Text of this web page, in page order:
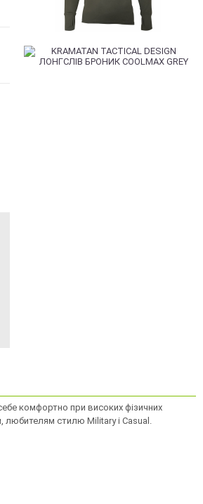
комфортно при високих фізичних
любителям стилю Military і Casual.